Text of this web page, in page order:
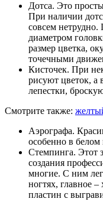
Дотса. Это
При наличии
совсем
диаметром
размер цветка,
точечными
Кисточек. При
рисуют цветок, а
лепестки,
Смотрите также:
Аэрографа.
особенно в белом
Стемпинга. Этот
создания
многие. С ним
ногтях, главное
пластин с